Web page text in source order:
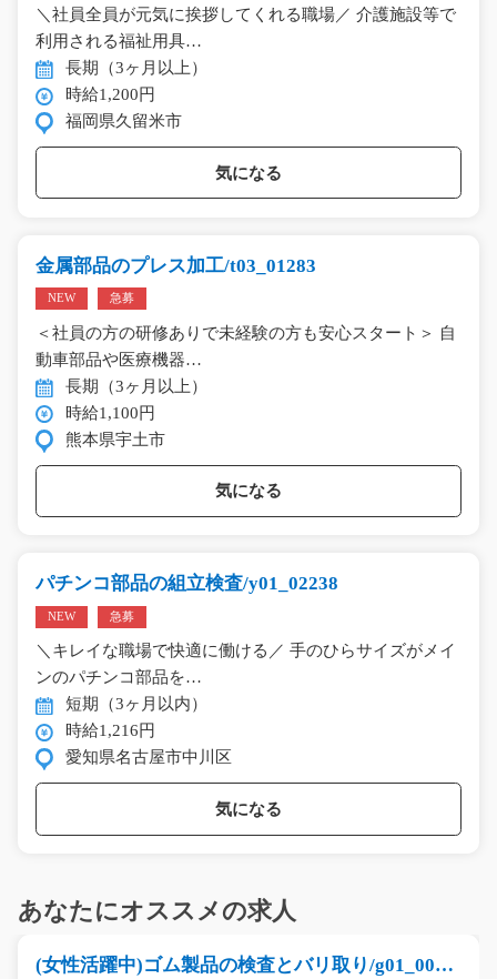
＼社員全員が元気に挨拶してくれる職場／ 介護施設等で
利用される福祉用具…
長期（3ヶ月以上）
時給1,200円
福岡県久留米市
気になる
金属部品のプレス加工/t03_01283
NEW 急募
＜社員の方の研修ありで未経験の方も安心スタート＞ 自
動車部品や医療機器…
長期（3ヶ月以上）
時給1,100円
熊本県宇土市
気になる
パチンコ部品の組立検査/y01_02238
NEW 急募
＼キレイな職場で快適に働ける／ 手のひらサイズがメイ
ンのパチンコ部品を…
短期（3ヶ月以内）
時給1,216円
愛知県名古屋市中川区
気になる
あなたにオススメの求人
(女性活躍中)ゴム製品の検査とバリ取り/g01_0022